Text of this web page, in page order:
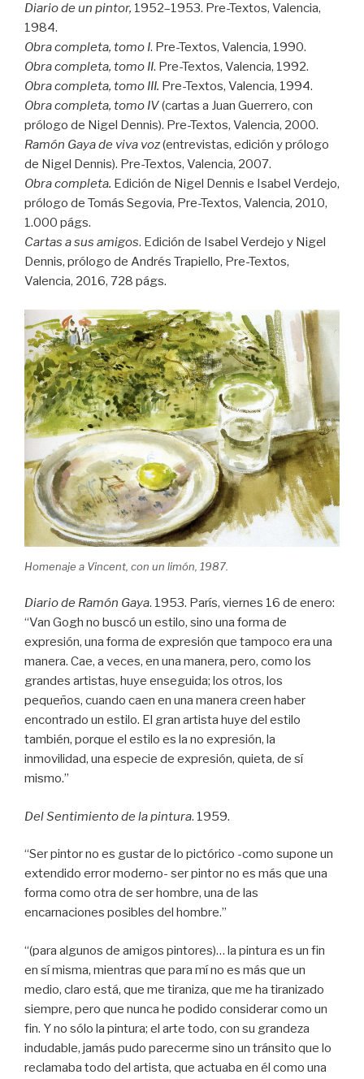
Diario de un pintor, 1952–1953. Pre-Textos, Valencia,
1984.
Obra completa, tomo I. Pre-Textos, Valencia, 1990.
Obra completa, tomo II. Pre-Textos, Valencia, 1992.
Obra completa, tomo III. Pre-Textos, Valencia, 1994.
Obra completa, tomo IV(cartas a Juan Guerrero, con
prólogo de Nigel Dennis). Pre-Textos, Valencia, 2000.
Ramón Gaya de viva voz(entrevistas, edición y prólogo
de Nigel Dennis). Pre-Textos, Valencia, 2007.
Obra completa. Edición de Nigel Dennis e Isabel Verdejo,
prólogo de Tomás Segovia, Pre-Textos, Valencia, 2010,
1.000 págs.
Cartas a sus amigos. Edición de Isabel Verdejo y Nigel
Dennis, prólogo de Andrés Trapiello, Pre-Textos,
Valencia, 2016, 728 págs.
Homenaje a Vincent, con un limón, 1987.
Diario de Ramón Gaya. 1953. París, viernes 16 de enero:
“Van Gogh no buscó un estilo, sino una forma de
expresión, una forma de expresión que tampoco era una
manera. Cae, a veces, en una manera, pero, como los
grandes artistas, huye enseguida; los otros, los
pequeños, cuando caen en una manera creen haber
encontrado un estilo. El gran artista huye del estilo
también, porque el estilo es la no expresión, la
inmovilidad, una especie de expresión, quieta, de sí
mismo.”
Del Sentimiento de la pintura. 1959.
“Ser pintor no es gustar de lo pictórico -como supone un
extendido error moderno- ser pintor no es más que una
forma como otra de ser hombre, una de las
encarnaciones posibles del hombre.”
“(para algunos de amigos pintores)… la pintura es un fin
en sí misma, mientras que para mí no es más que un
medio, claro está, que me tiraniza, que me ha tiranizado
siempre, pero que nunca he podido considerar como un
fin. Y no sólo la pintura; el arte todo, con su grandeza
indudable, jamás pudo parecerme sino un tránsito que lo
reclamaba todo del artista, que actuaba en él como una